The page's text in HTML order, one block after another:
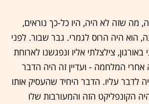
מה שזה לא היה, היו כל-כך נוראים,
הוא היה הרוס לגמרי. גבר שבור. לפני
צילצלתי אליו ונפגשנו לארוחת
50 שנה אחרי המלחמה - ועדיין זה היה הדבר
לדבר עליו. הדבר היחיד שהעסיק אותו
הקונפליקט הזה והמעורבות שלו